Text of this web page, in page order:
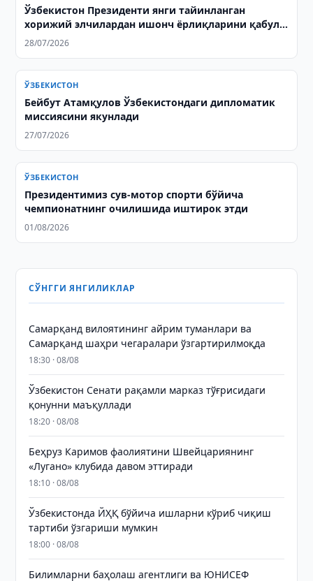
Ўзбекистон Президенти янги тайинланган
хорижий элчилардан ишонч ёрлиқларини қабул
қилди
28/07/2026
ЎЗБЕКИСТОН
Бейбут Атамқулов Ўзбекистондаги дипломатик
миссиясини якунлади
27/07/2026
ЎЗБЕКИСТОН
Президентимиз сув-мотор спорти бўйича
чемпионатнинг очилишида иштирок этди
01/08/2026
СЎНГГИ ЯНГИЛИКЛАР
Самарқанд вилоятининг айрим туманлари ва
Самарқанд шаҳри чегаралари ўзгартирилмоқда
18:30 · 08/08
Ўзбекистон Сенати рақамли марказ тўғрисидаги
қонунни маъқуллади
18:20 · 08/08
Беҳруз Каримов фаолиятини Швейцариянинг
«Лугано» клубида давом эттиради
18:10 · 08/08
Ўзбекистонда ЙҲҚ бўйича ишларни кўриб чиқиш
тартиби ўзгариши мумкин
18:00 · 08/08
Билимларни баҳолаш агентлиги ва ЮНИСЕФ